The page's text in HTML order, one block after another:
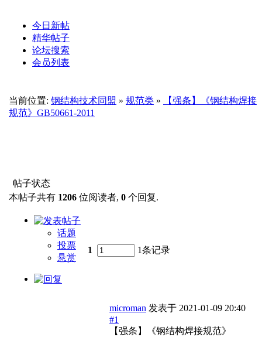
今日新帖
精华帖子
论坛搜索
会员列表
当前位置: 钢结构技术同盟 » 规范类 »
【强条】《钢结构焊接
规范》GB50661-2011
帖子状态
本帖子共有 1206 位阅读者, 0 个回复.
话题
投票
悬赏
1 1条记录
microman 发表于 2021-01-09 20:40
#1
【强条】《钢结构焊接规范》